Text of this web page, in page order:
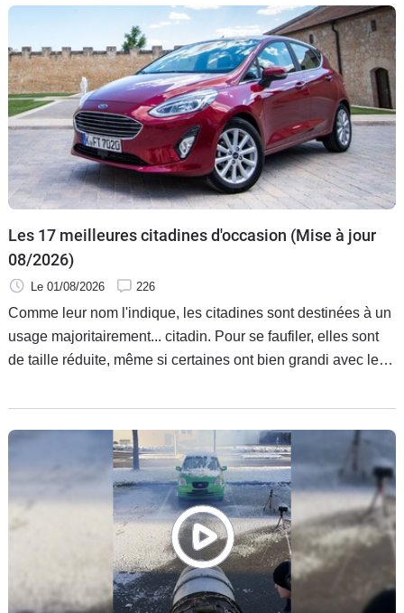
Auto
Services
Forum
Marques
Les 17 meilleures citadines d'occasion (Mise à jour
08/2026)
Le 01/08/2026 226
Comme leur nom l'indique, les citadines sont destinées à un
usage majoritairement... citadin. Pour se faufiler, elles sont
de taille réduite, même si certaines ont bien grandi avec le
minicitadines (type Renault Twingo ou Kia Picanto),
vraiment courtes, de l'autre les polyvalentes (type Renault
Clio ou Volkswagen Polo), un peu plus grandes. Voici les
meilleures sur le marché de l'occasion.